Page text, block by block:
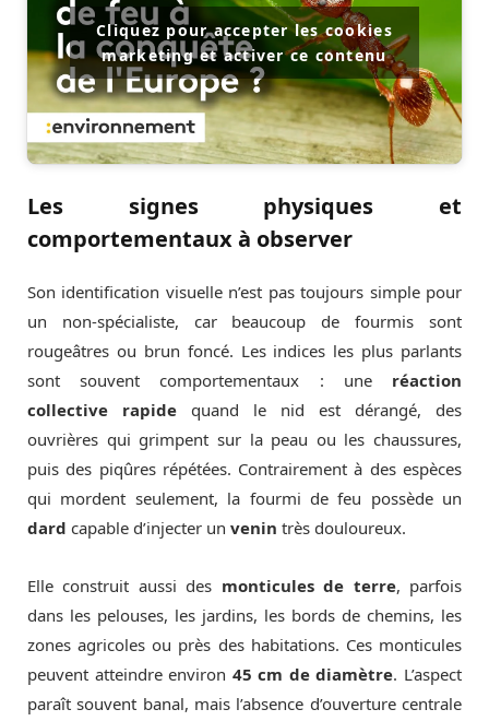
Cliquez pour accepter les cookies
marketing et activer ce contenu
Les signes physiques et
comportementaux à observer
Son identification visuelle n’est pas toujours simple pour
un non-spécialiste, car beaucoup de fourmis sont
rougeâtres ou brun foncé. Les indices les plus parlants
sont souvent comportementaux : une réaction
collective rapide quand le nid est dérangé, des
ouvrières qui grimpent sur la peau ou les chaussures,
puis des piqûres répétées. Contrairement à des espèces
qui mordent seulement, la fourmi de feu possède un
dard capable d’injecter un venin très douloureux.
Elle construit aussi des monticules de terre, parfois
dans les pelouses, les jardins, les bords de chemins, les
zones agricoles ou près des habitations. Ces monticules
peuvent atteindre environ 45 cm de diamètre. L’aspect
paraît souvent banal, mais l’absence d’ouverture centrale